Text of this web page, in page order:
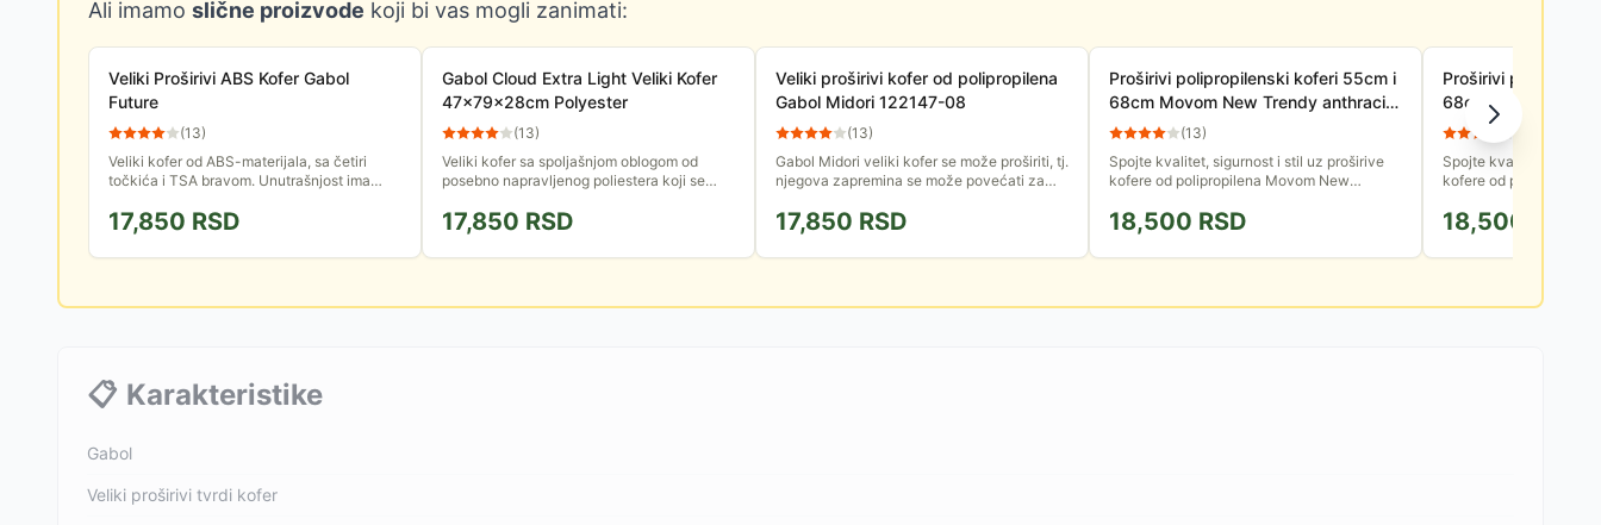
Ali imamo slične proizvode koji bi vas mogli zanimati:
Veliki Proširivi ABS Kofer Gabol
Future
(13)
Veliki kofer od ABS-materijala, sa četiri
točkića i TSA bravom. Unutrašnjost ima
17,850 RSD
Gabol Cloud Extra Light Veliki Kofer
47x79x28cm Polyester
(13)
Veliki kofer sa spoljašnjom oblogom od
posebno napravljenog poliestera koji se
drugih kofera istih dimenzija.
17,850 RSD
Veliki proširivi kofer od polipropilena
Gabol Midori 122147-08
(13)
Gabol Midori veliki kofer se može proširiti, tj.
njegova zapremina se može povećati za
17,850 RSD
Proširivi polipropilenski koferi 55cm i
68cm Movom New Trendy anthracite
53889
(13)
Spojte kvalitet, sigurnost i stil uz proširive
kofere od polipropilena Movom New
prate Vas na svakom koraku....
18,500 RSD
Proširivi
68cm Movom New
53889
(
Spojte kvalitet,
kofere od polipropilena
prate Vas na svakom
18,500
📋 Karakteristike
Gabol
Veliki proširivi tvrdi kofer